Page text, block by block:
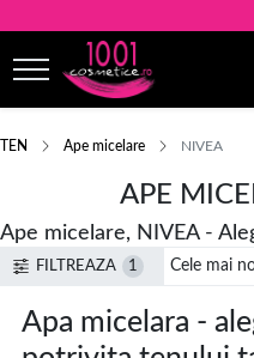
TEN Ape micelare NIVEA
APE
Ape micelare, NIVEA -
FILTREAZA 1
Apa micelara -